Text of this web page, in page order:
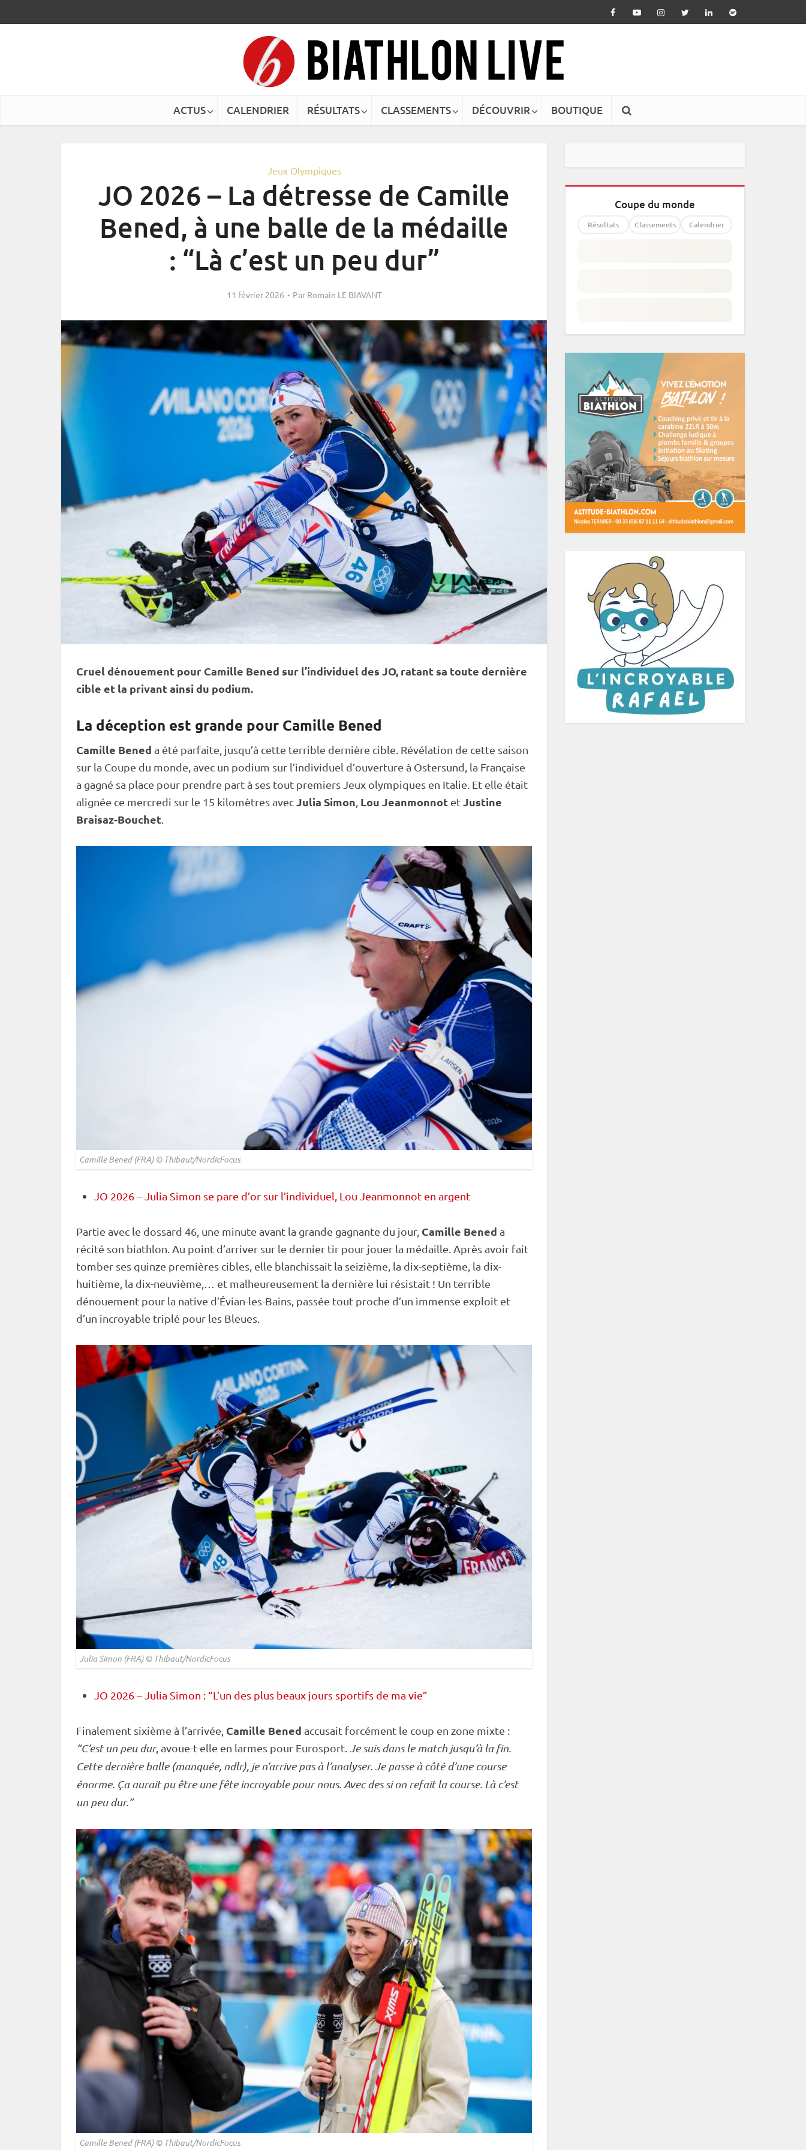
ACTUS CALENDRIER RÉSULTATS CLASSEMENTS DÉCOUVRIR BOUTIQUE
Jeux Olympiques
JO 2026 – La détresse de Camille
Bened, à une balle de la médaille
: “Là c’est un peu dur”
11 février 2026 Par Romain LE BIAVANT
Cruel dénouement pour Camille Bened sur l’individueldes JO, ratant sa toute dernière
cible et la privant ainsi du podium.
La déception est grande pour Camille Bened
Camille Bened a été parfaite, jusqu’à cette terrible dernière cible . Révélation de cette saison
sur la Coupe du monde , avec un podium sur l’individuel d’ouverture à Ostersund , la Française
a gagné sa place pour prendre part à ses tout premiers Jeux olympiques en Italie. Et elle était
alignée ce mercredi sur le 15 kilomètres avecJulia Simon Lou Jeanmonnot etJustine
Braisaz-Bouchet
Camille Bened (FRA) © Thibaut/NordicFocus
JO 2026 – Julia Simon se pare d’or sur l’individuel, Lou Jeanmonnot en argent
Partie avec le dossard 46, une minute avant la grande gagnante du jour, Camille Bened a
récité son biathlon. Au point d’arriver sur le dernier tir pour jouer la médaille. Après avoir fait
tomber ses quinze premières cibles, elle blanchissait la seizième, la dix-septième, la dix-
huitième, la dix-neuvième,… et malheureusement la dernière lui résistait ! Un terrible
dénouement pour la native d’Évian-les-Bains, passée tout proche d’un immense exploit et
d’un incroyable triplé pour les Bleues.
Julia Simon (FRA) © Thibaut/NordicFocus
JO 2026 – Julia Simon : “L’un des plus beaux jours sportifs de ma vie”
Finalement sixième à l’arrivée, Camille Bened accusait forcément le coup en zone mixte :
“C’est un peu dur, avoue-t-elle en larmes pour Eurosport. Je suis dans le match jusqu’à la fin.
Cette dernière balle (manquée, ndlr), je n’arrive pas à l’analyser. Je passe à côté d’une course
énorme. Ça aurait pu être une fête incroyable pour nous. Avec des si on refait la course. Là c’est
un peu dur.”
Camille Bened (FRA) © Thibaut/NordicFocus
Coupe du monde
Résultats Classements Calendrier